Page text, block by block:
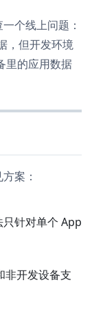
个线上问题：
，但开发环境
里的应用数据
案：
针对单个 App
非开发设备支